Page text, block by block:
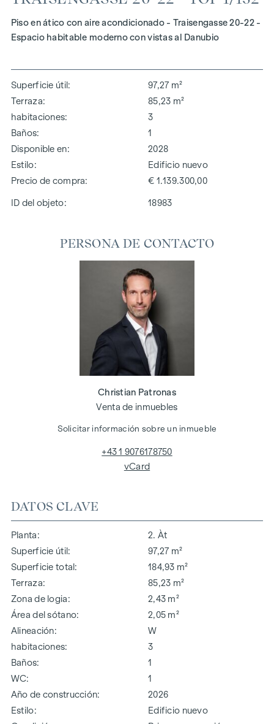
Piso en ático con aire acondicionado - Traisengasse 20-22 -
Espacio habitable moderno con vistas al Danubio
Superficie útil
97,27 m²
Terraza
85,23 m²
habitaciones
3
Baños
1
Disponible en
2028
Estilo
Edificio nuevo
Precio de compra
€ 1.139.300,00
ID del objeto: 18983
DATOS CLAVE
Planta
2. Àt
Superficie útil
97,27 m²
Superficie total
184,93 m²
Terraza
85,23 m²
Zona de logia
2,43 m²
Área del sótano
2,05 m²
Alineación
W
habitaciones
3
Baños
1
WC
1
Año de construcción
2026
Estilo
Edificio nuevo
PERSONA DE CONTACTO
Christian Patronas
Venta de inmuebles
Solicitar información sobre un inmueble
+43 1 9076178750
vCard